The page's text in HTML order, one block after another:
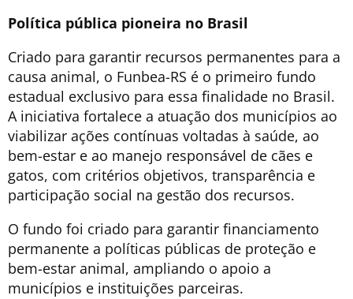
Política pública pioneira no Brasil
Criado para garantir recursos permanentes para a
causa animal, o Funbea-RS é o primeiro fundo
estadual exclusivo para essa finalidade no Brasil.
A iniciativa fortalece a atuação dos municípios ao
viabilizar ações contínuas voltadas à saúde, ao
bem-estar e ao manejo responsável de cães e
gatos, com critérios objetivos, transparência e
participação social na gestão dos recursos.
O fundo foi criado para garantir financiamento
permanente a políticas públicas de proteção e
bem-estar animal, ampliando o apoio a
municípios e instituições parceiras.